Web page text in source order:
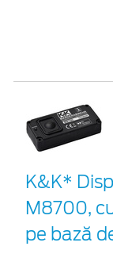
K&K*
M8700,
pe bază